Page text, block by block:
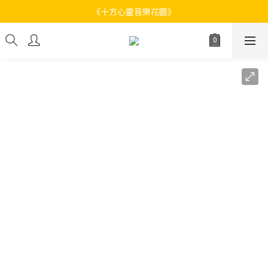
《十方心靈音樂花園》
《十方心靈音樂花園》
Welcome